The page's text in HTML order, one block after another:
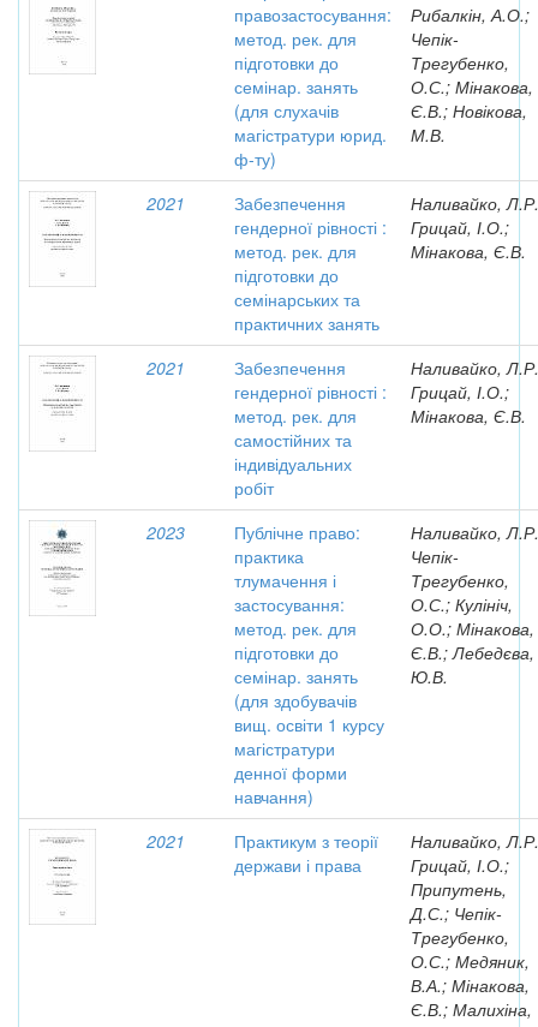
правозастосування:
метод. рек. для
підготовки до
семінар. занять
(для слухачів
магістратури юрид.
ф-ту)
Рибалкін, А.О.;
Чепік-
Трегубенко,
О.С.; Мінакова,
Є.В.; Новікова,
М.В.
2021
Забезпечення
гендерної рівності :
метод. рек. для
підготовки до
семінарських та
практичних занять
Наливайко,
Грицай, І.О.;
Мінакова, Є.В.
2021
Забезпечення
гендерної рівності :
метод. рек. для
самостійних та
індивідуальних
робіт
Наливайко,
Грицай, І.О.;
Мінакова, Є.В.
2023
Публічне право:
практика
тлумачення і
застосування:
метод. рек. для
підготовки до
семінар. занять
(для здобувачів
вищ. освіти 1 курсу
магістратури
денної форми
навчання)
Наливайко,
Чепік-
Трегубенко,
О.С.; Кулініч,
О.О.; Мінакова,
Є.В.; Лебедєва,
Ю.В.
2021
Практикум з теорії
держави і права
Наливайко,
Грицай, І.О.;
Припутень,
Д.С.; Чепік-
Трегубенко,
О.С.; Медяник,
В.А.; Мінакова,
Є.В.; Малихіна,